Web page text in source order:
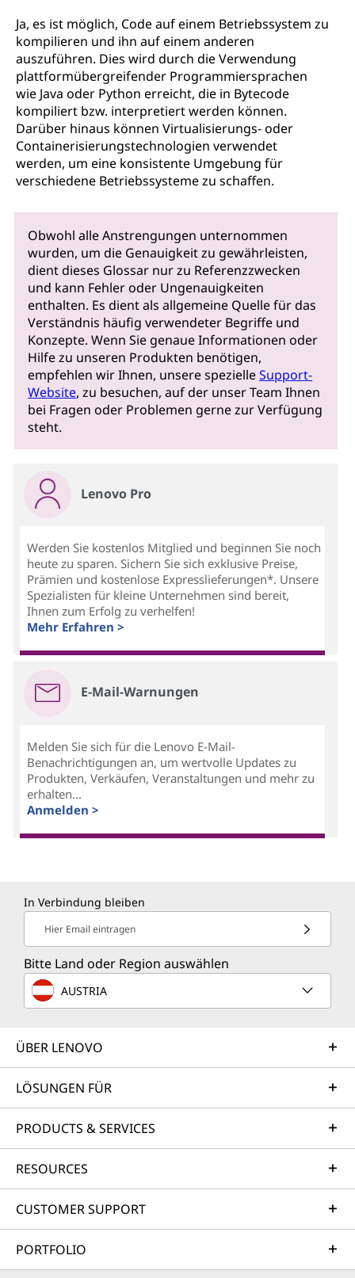
Ja, es ist möglich, Code auf einem Betriebssystem zu
kompilieren und ihn auf einem anderen
auszuführen. Dies wird durch die Verwendung
plattformübergreifender Programmiersprachen
wie Java oder Python erreicht, die in Bytecode
kompiliert bzw. interpretiert werden können.
Darüber hinaus können Virtualisierungs- oder
Containerisierungstechnologien verwendet
werden, um eine konsistente Umgebung für
verschiedene Betriebssysteme zu schaffen.
Obwohl alle Anstrengungen unternommen
wurden, um die Genauigkeit zu gewährleisten,
dient dieses Glossar nur zu Referenzzwecken
und kann Fehler oder Ungenauigkeiten
enthalten. Es dient als allgemeine Quelle für das
Verständnis häufig verwendeter Begriffe und
Konzepte. Wenn Sie genaue Informationen oder
Hilfe zu unseren Produkten benötigen,
empfehlen wir Ihnen, unsere spezielleSupport-
Website, zu besuchen, auf der unser Team Ihnen
bei Fragen oder Problemen gerne zur Verfügung
steht.
Lenovo Pro
Werden Sie kostenlos Mitglied und beginnen Sie noch
heute zu sparen. Sichern Sie sich exklusive Preise,
Prämien und kostenlose Expresslieferungen*. Unsere
Spezialisten für kleine Unternehmen sind bereit,
Ihnen zum Erfolg zu verhelfen!
Mehr Erfahren >
E-Mail-Warnungen
Melden Sie sich für die Lenovo E-Mail-
Benachrichtigungen an, um wertvolle Updates zu
Produkten, Verkäufen, Veranstaltungen und mehr zu
erhalten...
Anmelden >
In Verbindung bleiben
Hier Email eintragen
Bitte Land oder Region auswählen
AUSTRIA
ÜBER LENOVO
LÖSUNGEN FÜR
PRODUCTS & SERVICES
RESOURCES
CUSTOMER SUPPORT
PORTFOLIO